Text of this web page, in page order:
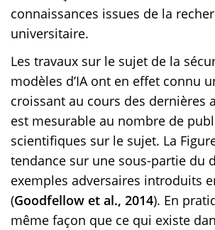
connaissances issues de la
universitaire.
Les travaux sur le sujet de la
modèles d’IA ont en effet connu
croissant au cours des dernières
est mesurable au nombre de
scientifiques sur le sujet. La
tendance sur une sous-partie du
exemples adversaires introduits
(Goodfellow et al., 2014). En
même façon que ce qui existe